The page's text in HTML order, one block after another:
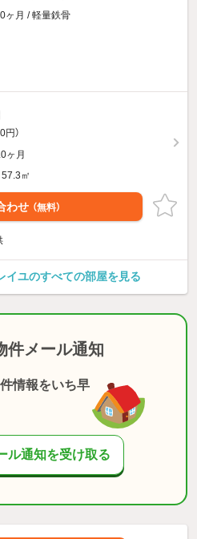
ヶ月 / 軽量鉄骨
円）
ヶ月
㎡
わせ （無料）
イユのすべての部屋を見る
件メール通知
情報をいち早
ル通知を受け取る